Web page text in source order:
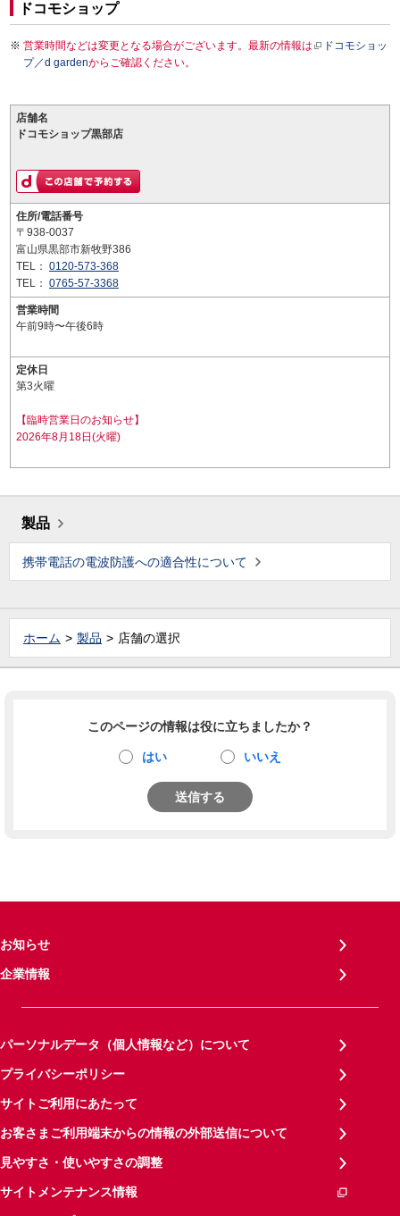
ドコモショップ
営業時間などは変更となる場合がございます。最新の情報は
ドコモショッ
プ／d gardenからご確認ください。
店舗名
ドコモショップ黒部店
住所/電話番号
〒938-0037
富山県黒部市新牧野386
TEL： 0120-573-368
TEL： 0765-57-3368
営業時間
午前9時〜午後6時
定休日
第3火曜
【臨時営業日のお知らせ】
2026年8月18日(火曜)
製品
携帯電話の電波防護への適合性について
ホーム 製品 店舗の選択
このページの情報は役に立ちましたか？
はい いいえ
送信する
お知らせ
企業情報
パーソナルデータ（個人情報など）について
プライバシーポリシー
サイトご利用にあたって
お客さまご利用端末からの情報の外部送信について
見やすさ・使いやすさの調整
サイトメンテナンス情報